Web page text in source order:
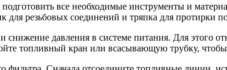
все необходимые инструменты и
резьбовых соединений и тряпка для протирки
давления в системе питания. Для этого
топливный кран или всасывающую трубку,